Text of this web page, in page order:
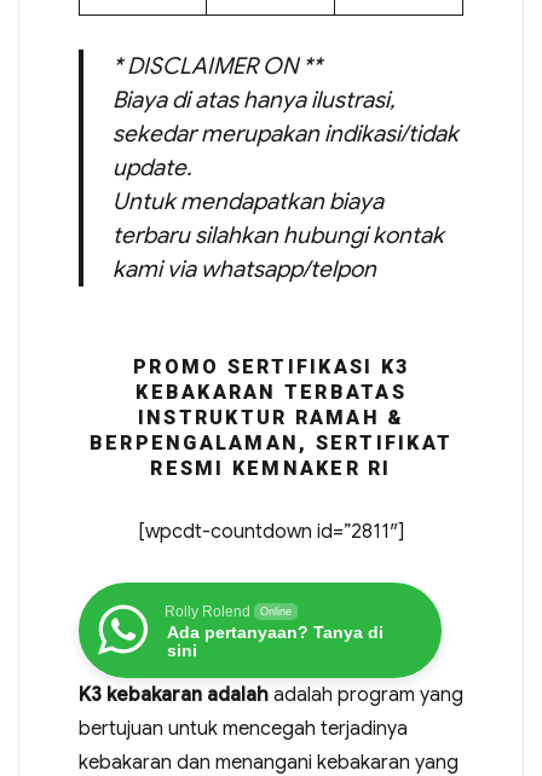
* DISCLAIMER ON **
Biaya di atas hanya ilustrasi,
sekedar merupakan indikasi/tidak
update.
Untuk mendapatkan biaya
terbaru silahkan hubungi kontak
kami via whatsapp/telpon
PROMO SERTIFIKASI K3
KEBAKARAN TERBATAS
INSTRUKTUR RAMAH &
BERPENGALAMAN, SERTIFIKAT
RESMI KEMNAKER RI
[wpcdt-countdown id=”2811″]
Rolly Rolend Online
Ada pertanyaan? Tanya di
sini
K3 kebakaran adalahadalah program yang
bertujuan untuk mencegah terjadinya
kebakaran dan menangani kebakaran yang